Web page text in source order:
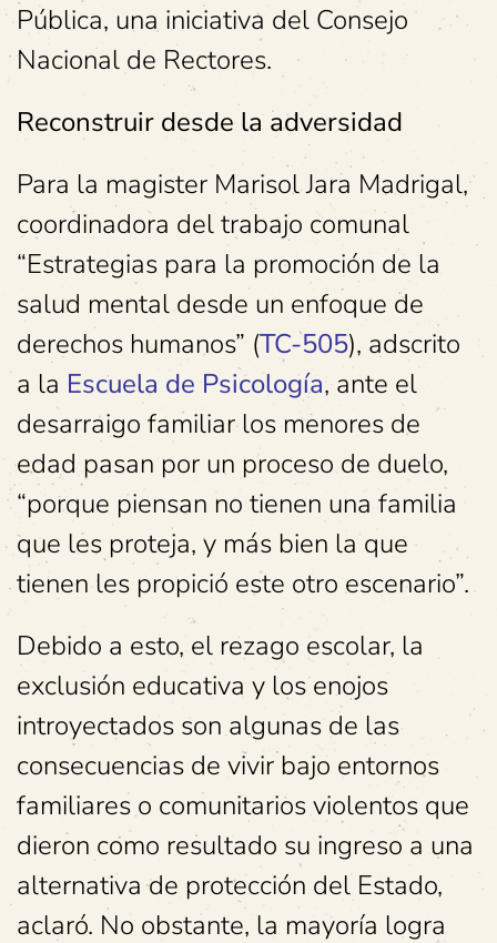
Pública, una iniciativa del Consejo
Nacional de Rectores.
Reconstruir desde la adversidad
Para la magister Marisol Jara Madrigal,
coordinadora del trabajo comunal
“Estrategias para la promoción de la
salud mental desde un enfoque de
derechos humanos” (TC-505), adscrito
a la Escuela de Psicología, ante el
desarraigo familiar los menores de
edad pasan por un proceso de duelo,
“porque piensan no tienen una familia
que les proteja, y más bien la que
tienen les propició este otro escenario”.
Debido a esto, el rezago escolar, la
exclusión educativa y los enojos
introyectados son algunas de las
consecuencias de vivir bajo entornos
familiares o comunitarios violentos que
dieron como resultado su ingreso a una
alternativa de protección del Estado,
aclaró. No obstante, la mayoría logra